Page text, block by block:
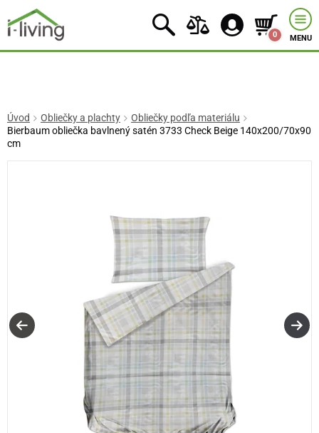
0 MENU
Úvod Obliečky a plachty
Obliečky podľa materiálu
Bierbaum obliečka bavlnený satén 3733 Check Beige 140x200/70x90
cm